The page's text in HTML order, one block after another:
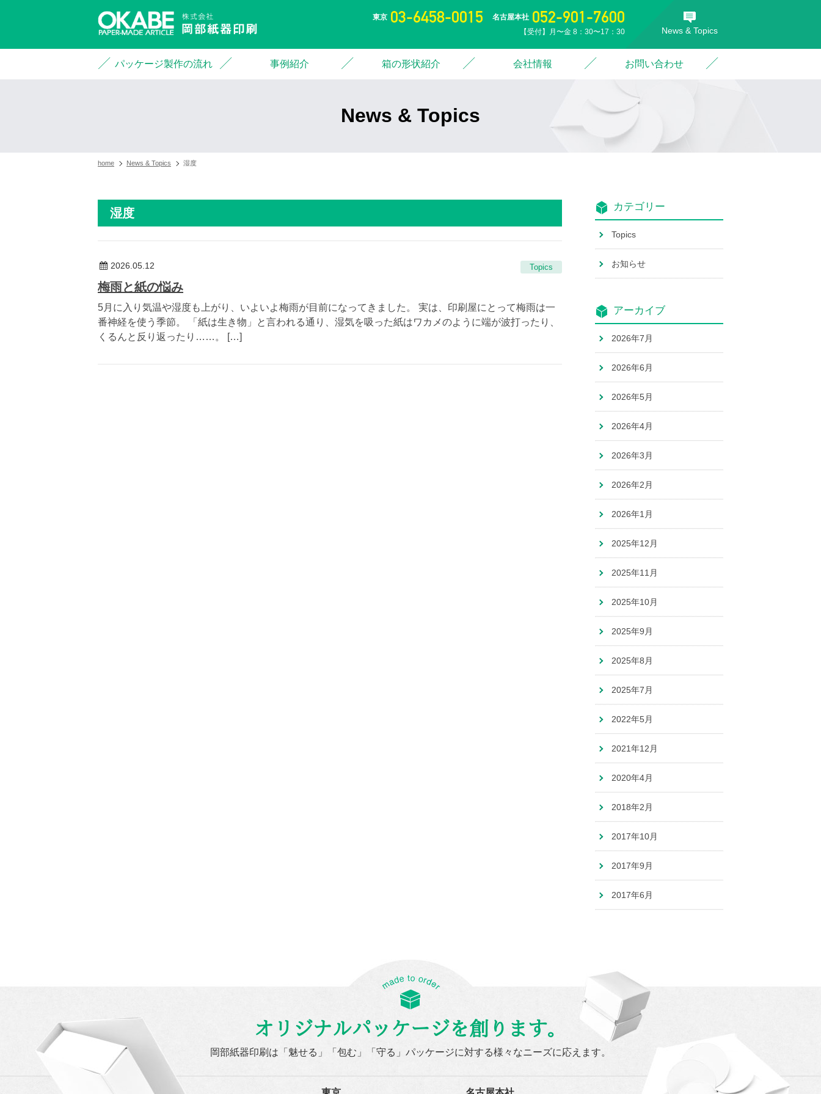
東京 03-6458-0015 名古屋本社 052-901-7600
【受付】月〜金 8：30〜17：30 News & Topics
パッケージ製作の流れ 事例紹介 箱の形状紹介 会社情報 お問い合わせ
News & Topics
home News & Topics 湿度
湿度
2026.05.12 Topics
梅雨と紙の悩み
5月に入り気温や湿度も上がり、いよいよ梅雨が目前になってきました。 実は、印刷屋にとって梅雨は一
番神経を使う季節。 「紙は生き物」と言われる通り、湿気を吸った紙はワカメのように端が波打ったり、
くるんと反り返ったり……。 […]
カテゴリー
Topics
お知らせ
アーカイブ
2026年7月
2026年6月
2026年5月
2026年4月
2026年3月
2026年2月
2026年1月
2025年12月
2025年11月
2025年10月
2025年9月
2025年8月
2025年7月
2022年5月
2021年12月
2020年4月
2018年2月
2017年10月
2017年9月
2017年6月
オリジナルパッケージを創ります。
岡部紙器印刷は「魅せる」「包む」「守る」パッケージに対する様々なニーズに応えます。